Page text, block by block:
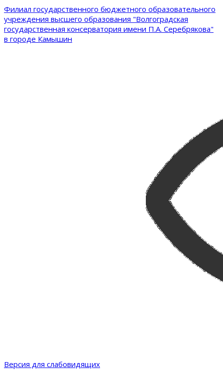
Филиал государственного бюджетного образовательного
учреждения высшего образования "Волгоградская
государственная консерватория имени П.А. Серебрякова"
в городе Камышин
Версия для слабовидящих